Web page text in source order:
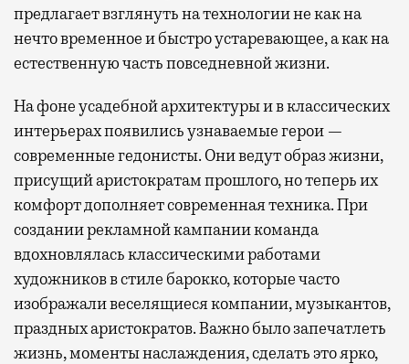
предлагает взглянуть на технологии не как на
нечто временное и быстро устаревающее, а как на
естественную часть повседневной жизни.
На фоне усадебной архитектуры и в классических
интерьерах появились узнаваемые герои —
современные гедонисты. Они ведут образ жизни,
присущий аристократам прошлого, но теперь их
комфорт дополняет современная техника. При
создании рекламной кампании команда
вдохновлялась классическими работами
художников в стиле барокко, которые часто
изображали веселящиеся компании, музыкантов,
праздных аристократов. Важно было запечатлеть
жизнь, моменты наслаждения, сделать это ярко,